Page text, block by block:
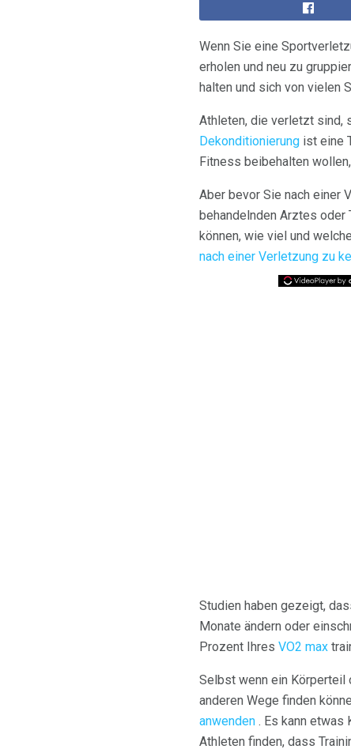
Wenn Sie eine
erholen und neu zu
halten und sich von vielen
Athleten, die verletzt sind,
Dekonditionierung ist eine
Fitness beibehalten
Aber bevor Sie nach einer
behandelnden Arztes oder
können, wie viel und
nach einer Verletzung zu
Studien haben gezeigt,
Monate ändern oder
Prozent Ihres VO2 max
Selbst wenn ein Körperteil
anderen Wege finden
anwenden . Es kann etwas
Athleten finden, dass